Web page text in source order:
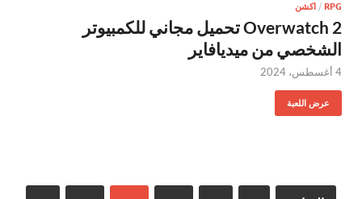
RPG
/ اكشن
Overwatch 2 تحميل مجاني للكمبيوتر
الشخصي من ميديافاير
4 أغسطس، 2024
عرض اللعبة